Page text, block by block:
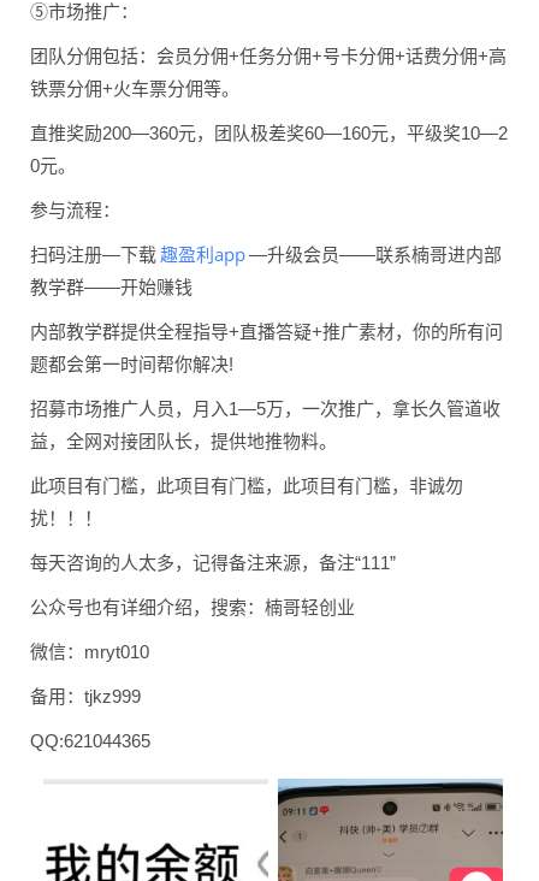
⑤市场推广：
团队分佣包括：会员分佣+任务分佣+号卡分佣+话费分佣+高
铁票分佣+火车票分佣等。
直推奖励200—360元，团队极差奖60—160元，平级奖10—2
0元。
参与流程：
扫码注册—下载趣盈利app—升级会员——联系楠哥进内部
教学群——开始赚钱
内部教学群提供全程指导+直播答疑+推广素材，你的所有问
题都会第一时间帮你解决!
招募市场推广人员，月入1—5万，一次推广，拿长久管道收
益，全网对接团队长，提供地推物料。
此项目有门槛，此项目有门槛，此项目有门槛，非诚勿
扰！！！
每天咨询的人太多，记得备注来源，备注“111”
公众号也有详细介绍，搜索：楠哥轻创业
微信： mryt010
备用： tjkz999
QQ:621044365